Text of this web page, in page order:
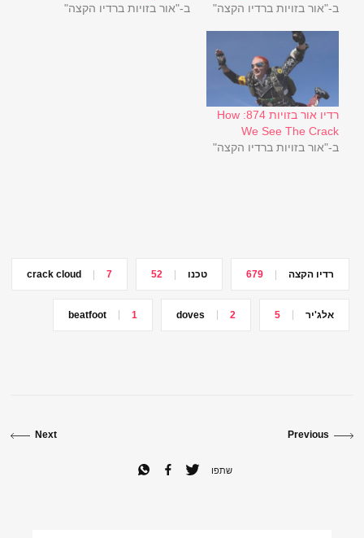
ב-"אור בזויות ברדיו הקצה"
ב-"אור בזויות ברדיו הקצה"
רדיו אור בזויות 874: How
We See The Crack
ב-"אור בזויות ברדיו הקצה"
רדיו הקצה 679 טכנו 52
crack cloud 7
אלג'יר 5
doves 2
beatfoot 1
Previous
Next
שתפו